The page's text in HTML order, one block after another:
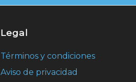
Legal
Términos y condiciones
Aviso de privacidad